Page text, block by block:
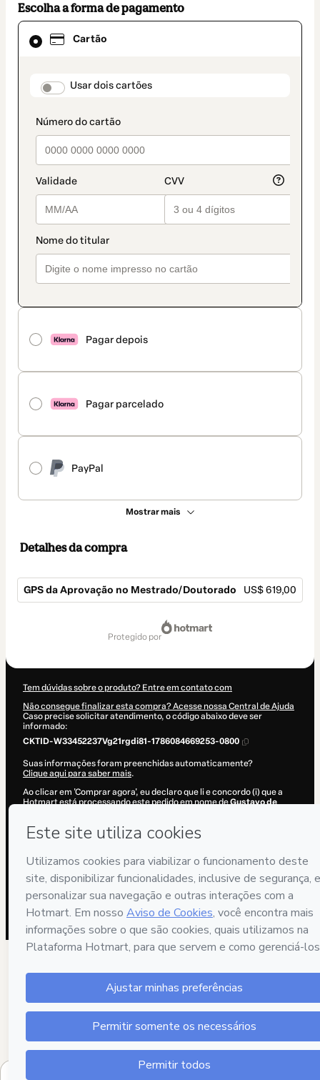
Escolha a forma de pagamento
Cartão
payment_data.section_title_v2
Usar dois cartões
Pagar depois
Pagar parcelado
PayPal
Mostrar mais
Cartão
selecionado
pagamento
Detalhes da compra
GPS da Aprovação no Mestrado/Doutorado US$ 619,00
protegido por
Tem dúvidas sobre o produto? Entre em contato com
Não consegue finalizar esta compra? Acesse nossa Central de Ajuda
Caso precise solicitar atendimento, o código abaixo deve ser
informado:
CKTID-W33452237Vg21rgdi81-1786084669253-0800
Suas informações foram preenchidas automaticamente?
Clique aqui para saber mais.
Ao clicar em 'Comprar agora', eu declaro que li e concordo (i) que a
Hotmart está processando este pedido em nome deGustavo de
Privacidadeedemais Políticas da Hotmarte (iii) que sou maior de
Saiba mais sobre sua compraaqui.
Hotmart ©2026- Todos os direitos reservados
2026-08-07T06:37:51.364Z
REF.